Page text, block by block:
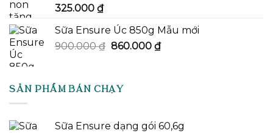
325.000 ₫
Sữa Ensure Úc 850g Mẫu mới
900.000₫ Giá
900.000 ₫.
860.000 ₫Giá
SẢN PHẨM BÁN CHẠY
Sữa Ensure dạng gói 60,6g